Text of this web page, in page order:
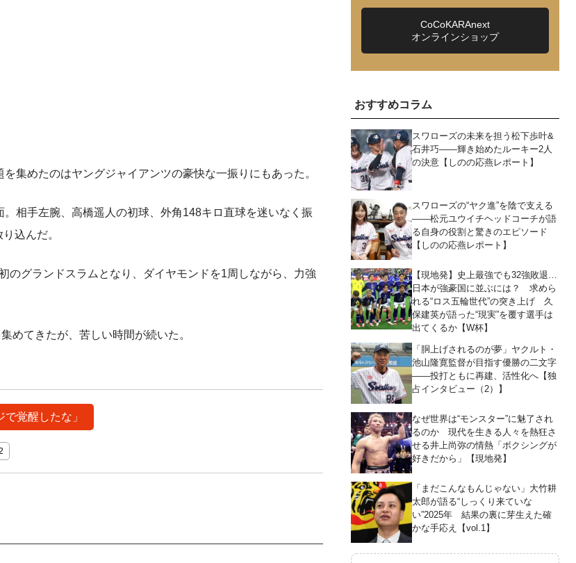
集めたのはヤングジャイアンツの豪快な一振りにもあった。
相手左腕、高橋遥人の初球、外角148キロ直球を迷いなく振
込んだ。
グランドスラムとなり、ダイヤモンドを1周しながら、力強
めてきたが、苦しい時間が続いた。
覚醒したな」
CoCoKARAnext
オンラインショップ
おすすめコラム
スワローズの未来を担う松下歩叶&
石井巧――輝き始めたルーキー2人
の決意【しのの応燕レポート】
スワローズの“ヤク進”を陰で支える
――松元ユウイチヘッドコーチが語
る自身の役割と驚きのエピソード
【しのの応燕レポート】
【現地発】史上最強でも32強敗退…
日本が強豪国に並ぶには？ 求めら
れる“ロス五輪世代”の突き上げ 久
保建英が語った“現実”を覆す選手は
出てくるか【W杯】
「胴上げされるのが夢」ヤクルト・
池山隆寛監督が目指す優勝の二文字
――投打ともに再建、活性化へ【独
占インタビュー（2）】
なぜ世界は“モンスター”に魅了され
るのか 現代を生きる人々を熱狂さ
せる井上尚弥の情熱「ボクシングが
好きだから」【現地発】
「まだこんなもんじゃない」大竹耕
太郎が語る“しっくり来ていな
い”2025年 結果の裏に芽生えた確
かな手応え【vol.1】